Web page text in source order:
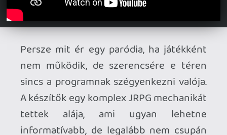
Vannak játékok, amik csak az év egy adott
szakában működnek, mint aCostume
Questvagy aSpirits, és a Cthulhu Saves
Christmas is ilyen. Ugyan a humor eléggé
egyénfüggő, de én nem egy alkalommal
nevettem a poénokon, szóval már a
vidám hangulat miatt is megéri
karácsony környékén játszani vele.
Pro: